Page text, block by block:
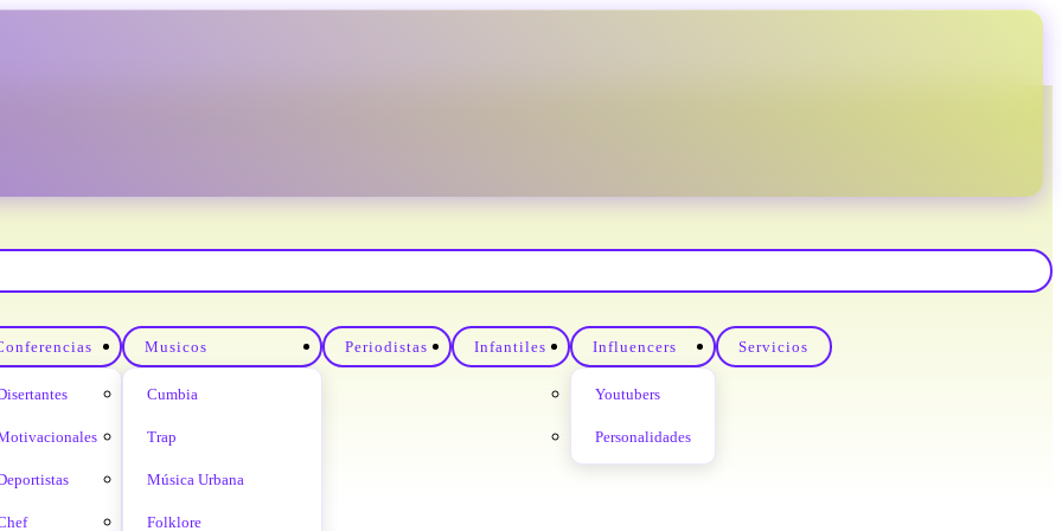
Musicos
Cumbia
Trap
Música Urbana
Folklore
Periodistas Infantiles Influencers
Youtubers
Personalidades
Servicios